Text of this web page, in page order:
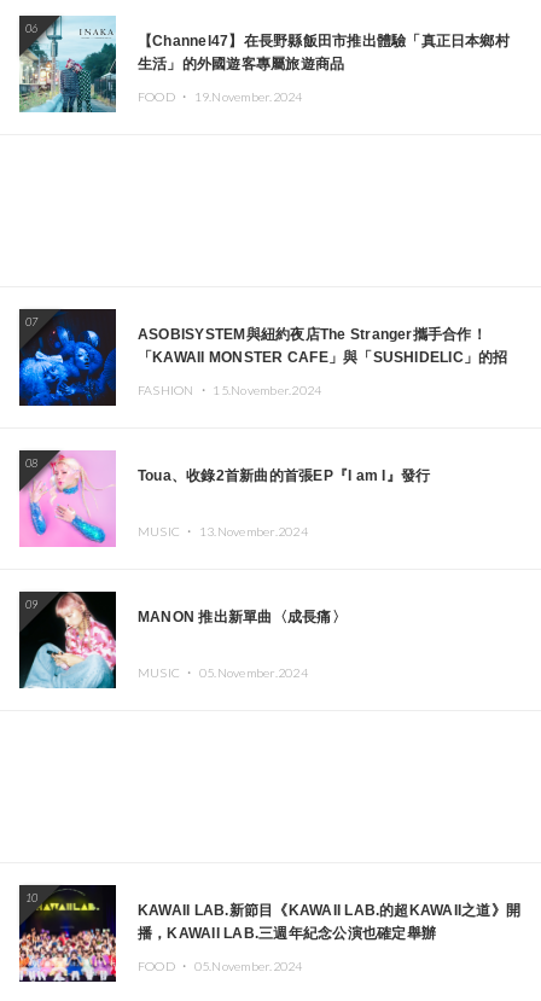
06
【Channel47】在長野縣飯田市推出體驗「真正日本鄉村
生活」的外國遊客專屬旅遊商品
FOOD ・ 19.November.2024
07
ASOBISYSTEM與紐約夜店The Stranger攜手合作！
「KAWAII MONSTER CAFE」與「SUSHIDELIC」的招
FASHION ・ 15.November.2024
08
Toua、收錄2首新曲的首張EP『I am I』發行
MUSIC ・ 13.November.2024
09
MANON 推出新單曲〈成長痛〉
MUSIC ・ 05.November.2024
10
KAWAII LAB.新節目《KAWAII LAB.的超KAWAII之道》開
播，KAWAII LAB.三週年紀念公演也確定舉辦
FOOD ・ 05.November.2024